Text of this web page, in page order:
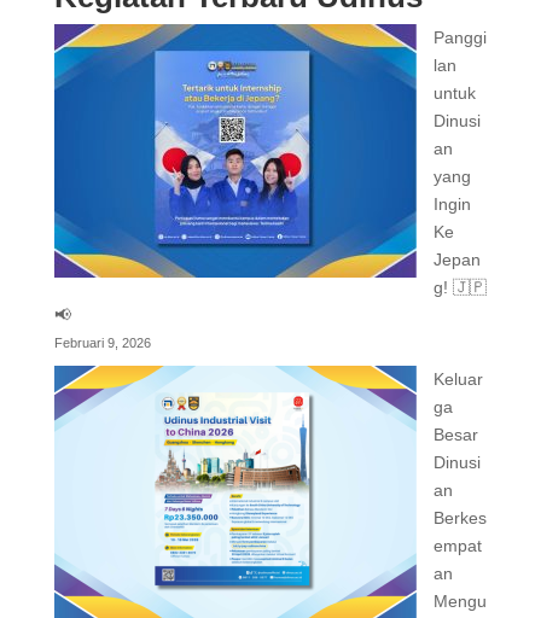
Panggi
lan
untuk
Dinusi
an
yang
Ingin
Ke
Jepan
g! 🇯🇵
📢
Februari 9, 2026
Keluar
ga
Besar
Dinusi
an
Berkes
empat
an
Mengu